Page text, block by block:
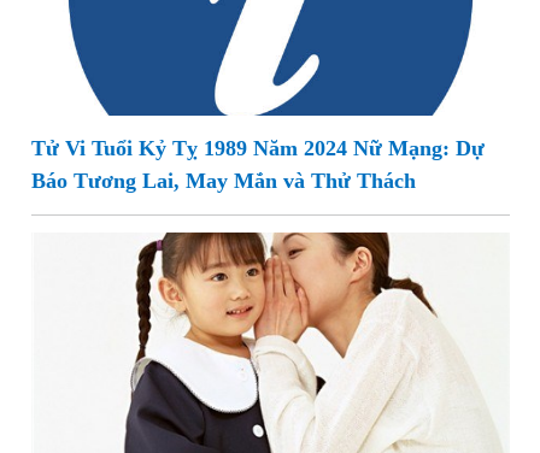
Tử Vi Tuổi Kỷ Tỵ 1989 Năm 2024 Nữ Mạng: Dự
Báo Tương Lai, May Mắn và Thử Thách